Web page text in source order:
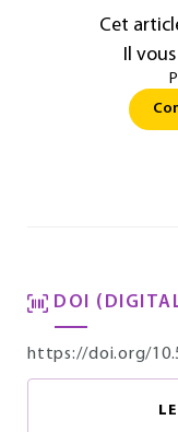
Cet
Il
DOI
https://doi.org/